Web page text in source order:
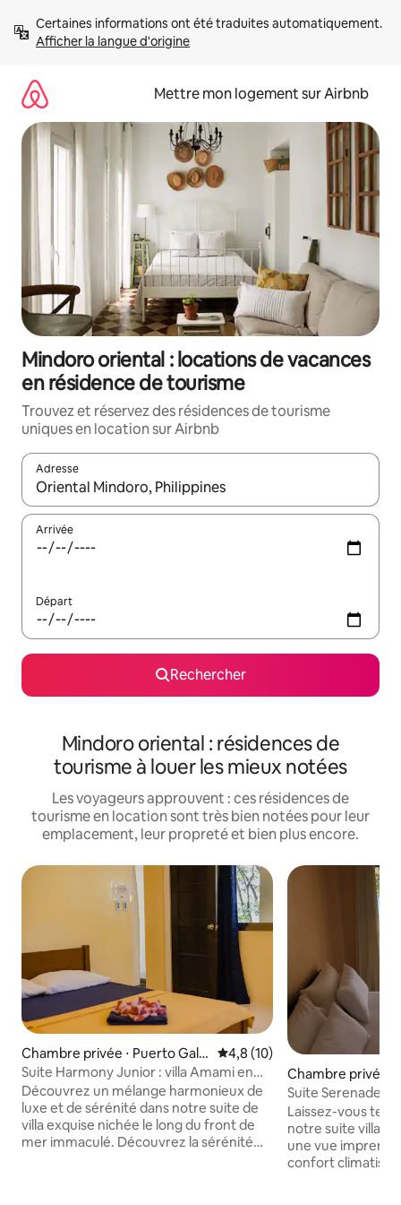
directement
Afficher la langue d'origine
Mettre mon logement sur Airbnb
Mindoro oriental : locations de vacances
en résidence de tourisme
Trouvez et réservez des résidences de tourisme
uniques en location sur Airbnb
Adresse
Lorsque les résultats s'affichent, utilisez les flèches vers le
Arrivée
Départ
Rechercher
Mindoro oriental : résidences de
tourisme à louer les mieux notées
Les voyageurs approuvent : ces résidences de
tourisme en location sont très bien notées pour leur
emplacement, leur propreté et bien plus encore.
Chambre privée ⋅ Puerto Gale
ra
Évaluation moyenne sur la
4,8 (10)
Suite Harmony Junior : villa Amami en
bord de mer
Découvrez un mélange harmonieux de
luxe et de sérénité dans notre suite de
villa exquise nichée le long du front de
mer immaculé. Découvrez la sérénité
Chambre privée ⋅
ra
Suite Serenade
mer à Amami
Laissez-vous
notre suite villa
une vue
confort climatisé,